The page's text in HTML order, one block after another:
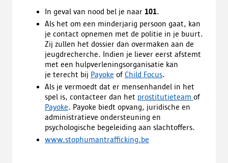
In geval van nood bel je naar 101.
Als het om een minderjarig persoon gaat, kan
je contact opnemen met de politie in je buurt.
Zij zullen het dossier dan overmaken aan de
jeugdrecherche. Indien je liever eerst afstemt
met een hulpverleningsorganisatie kan
je terecht bij Payoke ofChild Focus.
Als je vermoedt dat er mensenhandel in het
spel is, contacteer dan het prostitutieteam of
Payoke. Payoke biedt opvang, juridische en
administratieve ondersteuning en
psychologische begeleiding aan slachtoffers.
www.stophumantrafficking.be